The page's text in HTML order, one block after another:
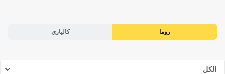
روما كالياري
الكل